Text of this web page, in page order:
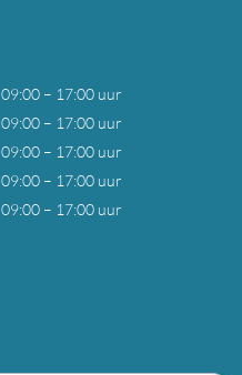
09:00 – 17:00 uur
09:00 – 17:00 uur
09:00 – 17:00 uur
09:00 – 17:00 uur
09:00 – 17:00 uur